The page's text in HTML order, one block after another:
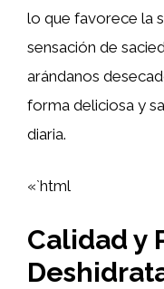
lo que favorece la
sensación de
arándanos
forma deliciosa y
diaria.
«`html
Calidad y